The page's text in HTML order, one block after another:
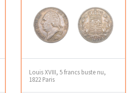
Louis XVIII, 5 francs buste nu,
1822 Paris